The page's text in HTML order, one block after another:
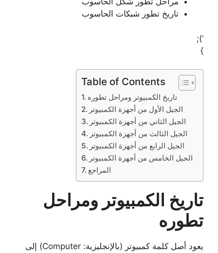
تاريخ تطور شبكات الحاسوب
‘);
}
Table of Contents
تاريخ الكمبيوتر ومراحل تطوره
الجيل الأول من أجهزة الكمبيوتر
الجيل الثاني من أجهزة الكمبيوتر
الجيل الثالث من أجهزة الكمبيوتر
الجيل الرابع من أجهزة الكمبيوتر
الجيل الخامس من أجهزة الكمبيوتر
المراجع
تاريخ الكمبيوتر ومراحل
تطوره
يعود أصل كلمة كمبيوتر (بالإنجليزية: Computer) إلى